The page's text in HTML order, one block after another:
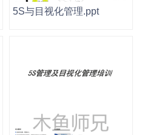
5S与目视化管理.ppt